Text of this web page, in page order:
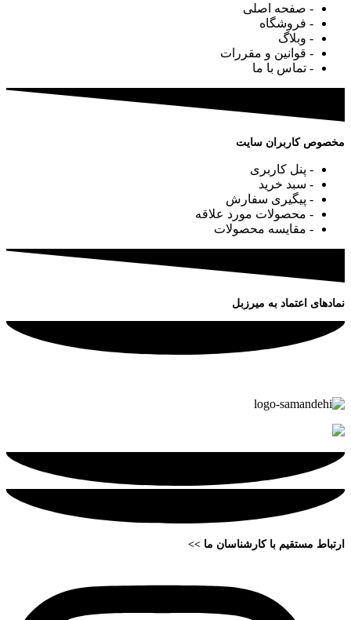
- صفحه اصلی
- فروشگاه
- وبلاگ
- قوانین و مقررات
- تماس با ما
مخصوص کاربران سایت
- پنل کاربری
- سبد خرید
- پیگیری سفارش
- محصولات مورد علاقه
- مقایسه محصولات
نمادهای اعتماد به میرزبل
ارتباط مستقیم با کارشناسان ما >>